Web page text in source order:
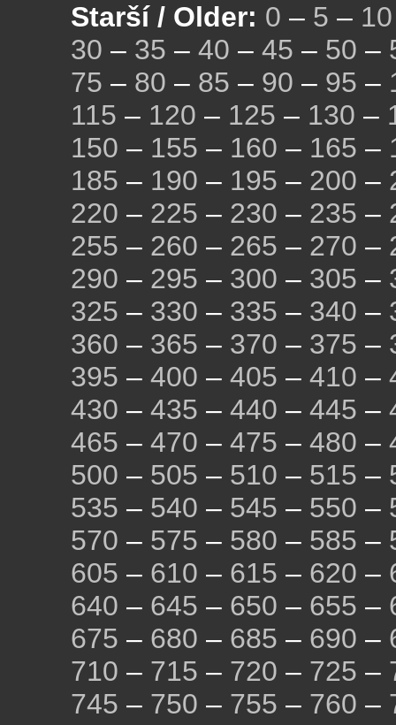
Starší / Older: 0 – 5 – 10
30 – 35 – 40 – 45 – 50 –
75 – 80 – 85 – 90 – 95 –
115 – 120 – 125 – 130 –
150 – 155 – 160 – 165 –
185 – 190 – 195 – 200 –
220 – 225 – 230 – 235 –
255 – 260 – 265 – 270 –
290 – 295 – 300 – 305 –
325 – 330 – 335 – 340 –
360 – 365 – 370 – 375 –
395 – 400 – 405 – 410 –
430 – 435 – 440 – 445 –
465 – 470 – 475 – 480 –
500 – 505 – 510 – 515 –
535 – 540 – 545 – 550 –
570 – 575 – 580 – 585 –
605 – 610 – 615 – 620 –
640 – 645 – 650 – 655 –
675 – 680 – 685 – 690 –
710 – 715 – 720 – 725 –
745 – 750 – 755 – 760 –